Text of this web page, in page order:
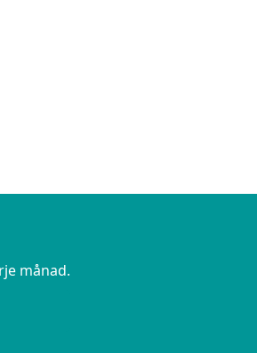
månad.